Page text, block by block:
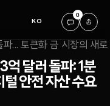
KO
0
달러 돌파: 1분
안전 자산 수요